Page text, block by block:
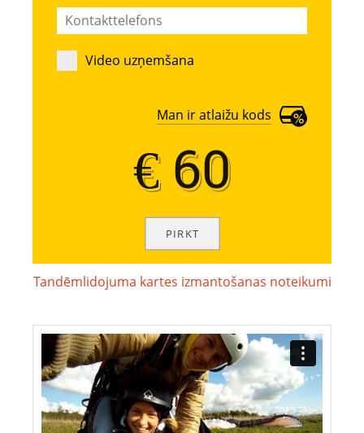
Video uzņemšana
Man ir atlaižu kods
€ 60
€ 60
Tandēmlidojuma kartes izmantošanas noteikumi
Tandēmlidojuma
kartes